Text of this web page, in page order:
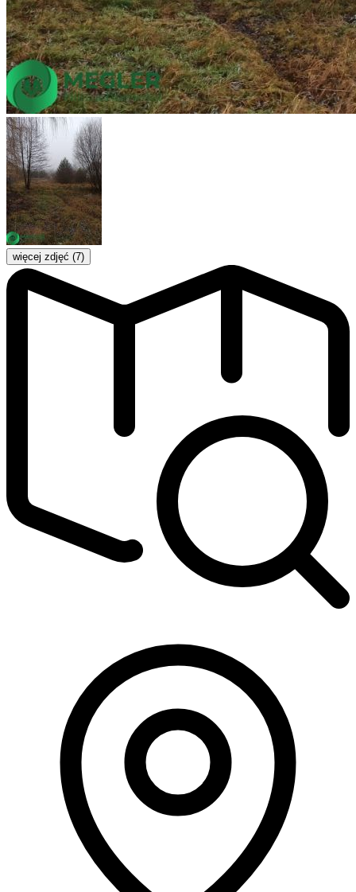
więcej zdjęć (7)